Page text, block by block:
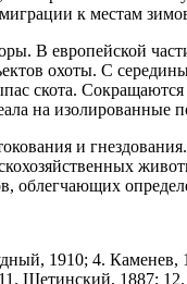
к местам
В европейской
охоты. С
скота.
на изолирован­ные
и
облегчающих
1910; 4.
Щетинский, 1887; 12.